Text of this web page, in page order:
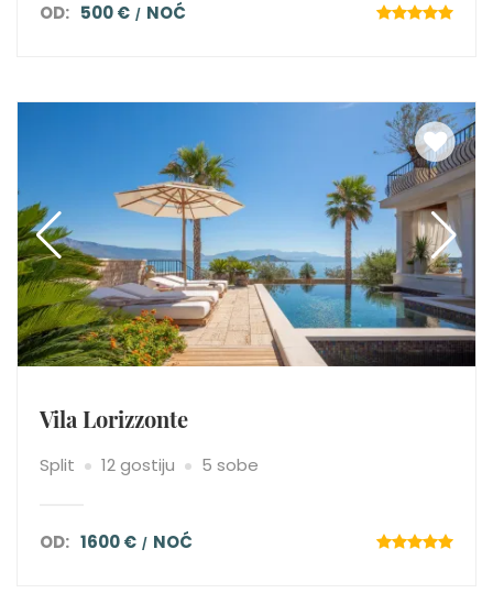
OD: 500 € NOĆ
Vila Lorizzonte
Split 12 gostiju 5 sobe
OD: 1600 € NOĆ